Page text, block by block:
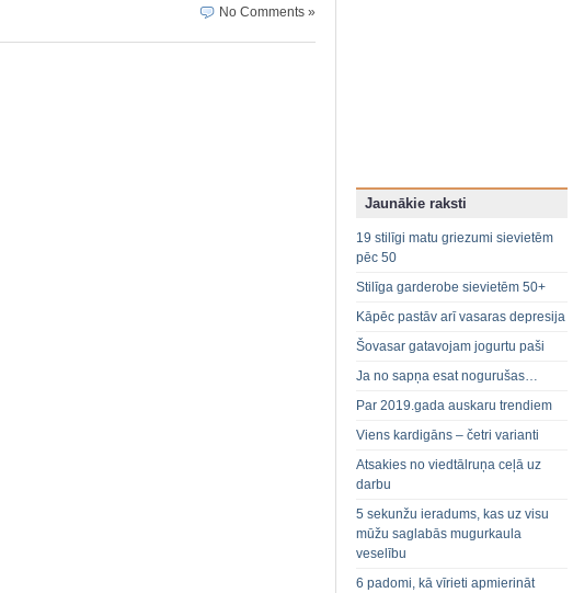
No Comments »
Jaunākie raksti
19 stilīgi matu griezumi sievietēm
pēc 50
Stilīga garderobe sievietēm 50+
Kāpēc pastāv arī vasaras depresija
Šovasar gatavojam jogurtu paši
Ja no sapņa esat nogurušas…
Par 2019.gada auskaru trendiem
Viens kardigāns – četri varianti
Atsakies no viedtālruņa ceļā uz
darbu
5 sekunžu ieradums, kas uz visu
mūžu saglabās mugurkaula
veselību
6 padomi, kā vīrieti apmierināt